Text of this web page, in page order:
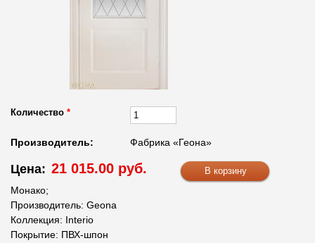
Количество *
Производитель: Фабрика «Геона»
Цена: 21 015.00 руб.
Монако;
Производитель: Geona
Коллекция: Interio
Покрытие: ПВХ-шпон